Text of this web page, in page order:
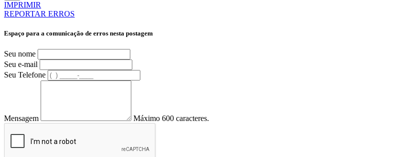
IMPRIMIR
REPORTAR ERROS
Espaço para a comunicação de erros nesta postagem
Seu nome
Seu e-mail
Seu Telefone
Mensagem Máximo 600 caracteres.